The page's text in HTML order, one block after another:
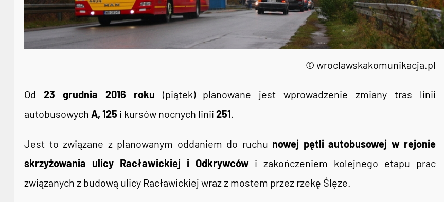
© wroclawskakomunikacja.pl
Od 23 grudnia 2016 roku (piątek) planowane jest wprowadzenie zmiany tras linii
autobusowych A, 125 i kursów nocnych linii 251.
Jest to związane z planowanym oddaniem do ruchu nowej pętli autobusowej w rejonie
skrzyżowania ulicy Racławickiej i Odkrywcówi zakończeniem kolejnego etapu prac
związanych z budową ulicy Racławickiej wraz z mostem przez rzekę Ślęze.